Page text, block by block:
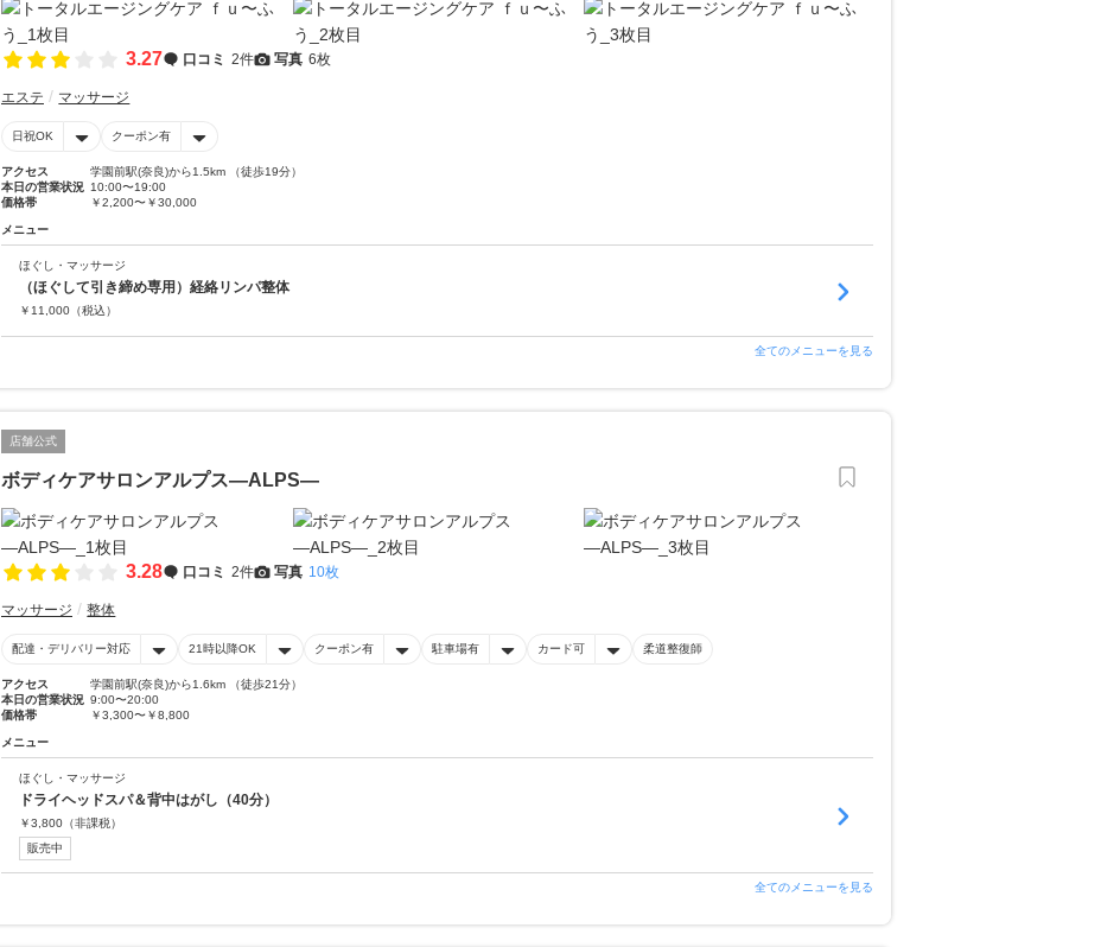
3.27 口コミ 2件 写真 6枚
エステ マッサージ
日祝OK クーポン有
アクセス
学園前駅(奈良)から1.5km （徒歩19分）
本日の営業状況 10:00〜19:00
価格帯
￥2,200〜￥30,000
メニュー
ほぐし・マッサージ
（ほぐして引き締め専用）経絡リンパ整体
￥ 11,000 （税込）
全てのメニューを見る
店舗公式
ボディケアサロンアルプス―ALPS―
3.28 口コミ 2件 写真 10枚
マッサージ 整体
配達・デリバリー対応 21時以降OK クーポン有 駐車場有 カード可 柔道整復師
アクセス
学園前駅(奈良)から1.6km （徒歩21分）
本日の営業状況 9:00〜20:00
価格帯
￥3,300〜￥8,800
メニュー
ほぐし・マッサージ
ドライヘッドスパ＆背中はがし（40分）
￥3,800 （非課税）
販売中
全てのメニューを見る